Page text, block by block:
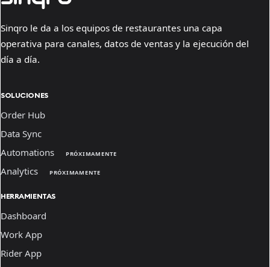
Sinqro le da a los equipos de restaurantes una capa
operativa para canales, datos de ventas y la ejecución del
día a día.
SOLUCIONES
Order Hub
Data Sync
Automations
PRÓXIMAMENTE
Analytics PRÓXIMAMENTE
HERRAMIENTAS
Dashboard
Work App
Rider App